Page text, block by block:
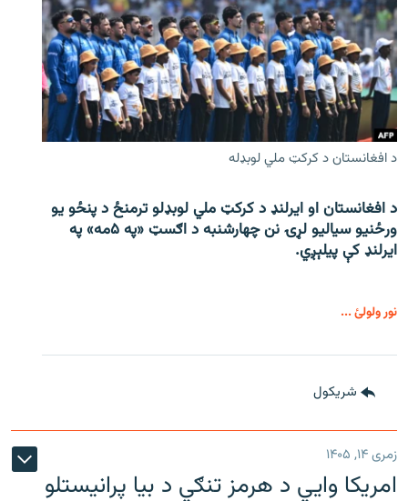
د افغانستان د کرکټ ملي لوبډله
د افغانستان او ایرلنډ د کرکټ ملي لوبډلو ترمنځ د پنځو یو
ورځنیو سیالیو لړۍ نن چهارشنبه د اګسټ «په ۵مه» په
ایرلنډ کې پیلېږي.
نور ولولئ ...
شريکول
زمری ۱۴, ۱۴۰۵
امریکا وايي د هرمز تنګي د بیا پرانیستلو